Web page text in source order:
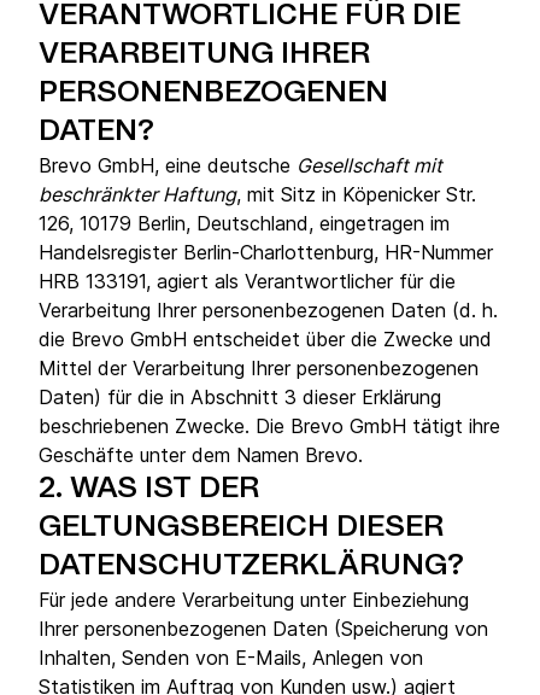
VERANTWORTLICHE FÜR DIE
VERARBEITUNG IHRER
PERSONENBEZOGENEN
DATEN?
Brevo GmbH, eine deutsche Gesellschaft mit
beschränkter Haftung, mit Sitz in Köpenicker Str.
126, 10179 Berlin, Deutschland, eingetragen im
Handelsregister Berlin-Charlottenburg, HR-Nummer
HRB 133191, agiert als Verantwortlicher für die
Verarbeitung Ihrer personenbezogenen Daten (d. h.
die Brevo GmbH entscheidet über die Zwecke und
Mittel der Verarbeitung Ihrer personenbezogenen
Daten) für die in Abschnitt 3 dieser Erklärung
beschriebenen Zwecke. Die Brevo GmbH tätigt ihre
Geschäfte unter dem Namen Brevo.
2. WAS IST DER
GELTUNGSBEREICH DIESER
DATENSCHUTZERKLÄRUNG?
Für jede andere Verarbeitung unter Einbeziehung
Ihrer personenbezogenen Daten (Speicherung von
Inhalten, Senden von E-Mails, Anlegen von
Statistiken im Auftrag von Kunden usw.) agiert